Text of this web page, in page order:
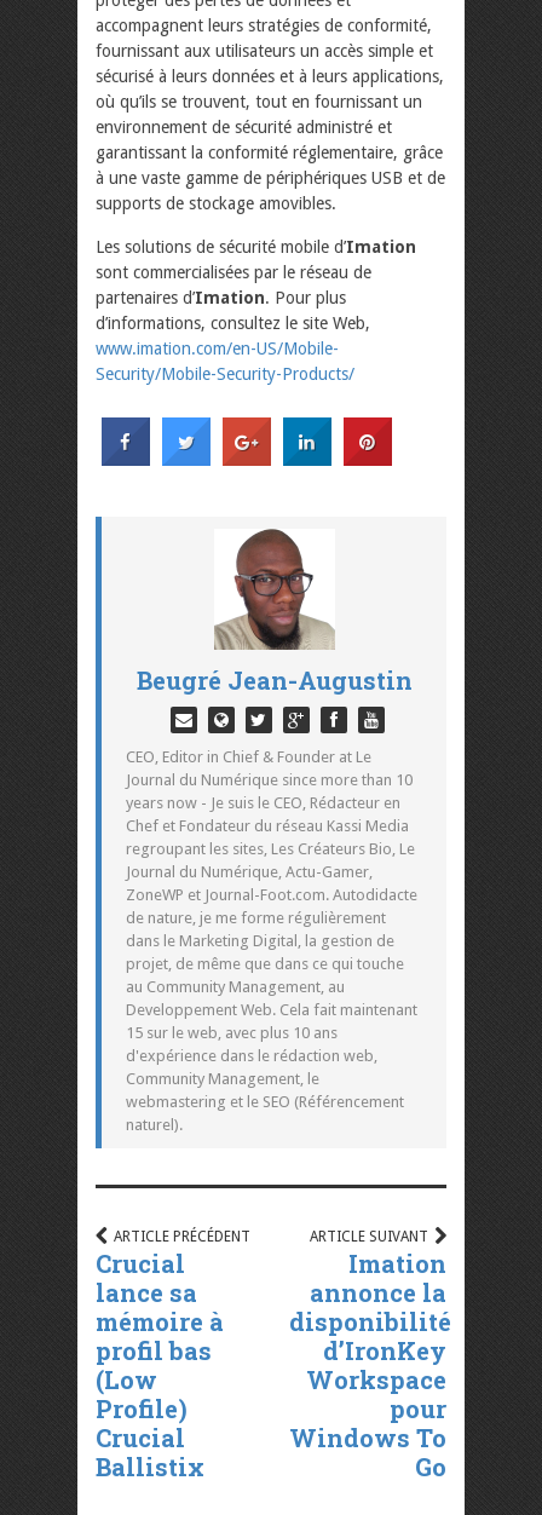
accompagnent leurs stratégies de conformité,
fournissant aux utilisateurs un accès simple et
sécurisé à leurs données et à leurs applications,
où qu’ils se trouvent, tout en fournissant un
environnement de sécurité administré et
garantissant la conformité réglementaire, grâce
à une vaste gamme de périphériques USB et de
supports de stockage amovibles.
Les solutions de sécurité mobile d’Imation
sont commercialisées par le réseau de
partenaires d’Imation. Pour plus
d’informations, consultez le site Web,
www.imation.com/en-US/Mobile-
Security/Mobile-Security-Products/
Beugré Jean-Augustin
CEO, Editor in Chief & Founder at Le
Journal du Numérique since more than 10
years now - Je suis le CEO, Rédacteur en
Chef et Fondateur du réseau Kassi Media
regroupant les sites, Les Créateurs Bio, Le
Journal du Numérique, Actu-Gamer,
ZoneWP et Journal-Foot.com. Autodidacte
de nature, je me forme régulièrement
dans le Marketing Digital, la gestion de
projet, de même que dans ce qui touche
au Community Management, au
Developpement Web. Cela fait maintenant
15 sur le web, avec plus 10 ans
d'expérience dans le rédaction web,
Community Management, le
webmastering et le SEO (Référencement
naturel).
ARTICLE PRÉCÉDENT
Crucial
lance sa
mémoire à
profil bas
(Low
Profile)
Crucial
Ballistix
ARTICLE SUIVANT
Imation
annonce la
disponibilité
d’IronKey
Workspace
pour
Windows To
Go